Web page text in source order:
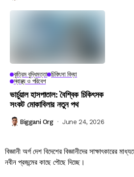
কৃত্রিম বুদ্ধিমত্তা চিকিৎসা বিদ্যা
স্বাস্থ্য ও পরিবেশ
ভার্চুয়াল হাসপাতাল: বৈশ্বিক চিকিৎসক
সংকট মোকাবিলার নতুন পথ
Biggani Org June 24, 2026
বিজ্ঞানী অর্গ দেশ বিদেশের বিজ্ঞানীদের সাক্ষাৎকারের
নবীন প্রজন্মের কাছে পৌছে দিচ্ছে।